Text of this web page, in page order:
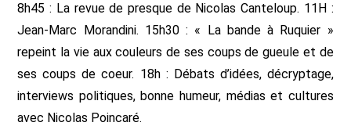
8h45 : La revue de presque de Nicolas Canteloup. 11H :
Jean-Marc Morandini. 15h30 : « La bande à Ruquier »
repeint la vie aux couleurs de ses coups de gueule et de
ses coups de coeur. 18h : Débats d’idées, décryptage,
interviews politiques, bonne humeur, médias et cultures
avec Nicolas Poincaré.